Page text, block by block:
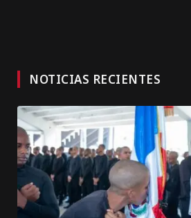
NOTICIAS RECIENTES